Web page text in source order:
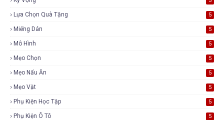
Lựa Chọn Quà Tặng 5
Miếng Dán 5
Mô Hình 5
Mẹo Chọn 5
Mẹo Nấu Ăn 5
Mẹo Vặt 5
Phụ Kiện Học Tập 5
Phụ Kiện Ô Tô 5